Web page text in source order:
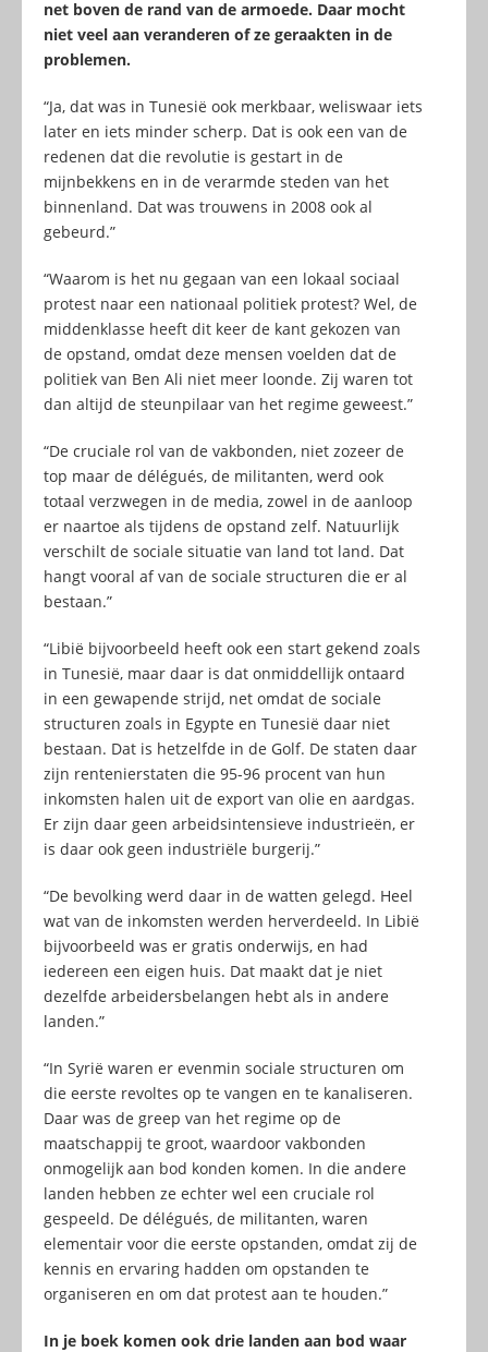
net boven de rand van de armoede. Daar mocht
niet veel aan veranderen of ze geraakten in de
problemen.
“Ja, dat was in Tunesië ook merkbaar, weliswaar iets
later en iets minder scherp. Dat is ook een van de
redenen dat die revolutie is gestart in de
mijnbekkens en in de verarmde steden van het
binnenland. Dat was trouwens in 2008 ook al
gebeurd.”
“Waarom is het nu gegaan van een lokaal sociaal
protest naar een nationaal politiek protest? Wel, de
middenklasse heeft dit keer de kant gekozen van
de opstand, omdat deze mensen voelden dat de
politiek van Ben Ali niet meer loonde. Zij waren tot
dan altijd de steunpilaar van het regime geweest.”
“De cruciale rol van de vakbonden, niet zozeer de
top maar de délégués, de militanten, werd ook
totaal verzwegen in de media, zowel in de aanloop
er naartoe als tijdens de opstand zelf. Natuurlijk
verschilt de sociale situatie van land tot land. Dat
hangt vooral af van de sociale structuren die er al
bestaan.”
“Libië bijvoorbeeld heeft ook een start gekend zoals
in Tunesië, maar daar is dat onmiddellijk ontaard
in een gewapende strijd, net omdat de sociale
structuren zoals in Egypte en Tunesië daar niet
bestaan. Dat is hetzelfde in de Golf. De staten daar
zijn rentenierstaten die 95-96 procent van hun
inkomsten halen uit de export van olie en aardgas.
Er zijn daar geen arbeidsintensieve industrieën, er
is daar ook geen industriële burgerij.”
“De bevolking werd daar in de watten gelegd. Heel
wat van de inkomsten werden herverdeeld. In Libië
bijvoorbeeld was er gratis onderwijs, en had
iedereen een eigen huis. Dat maakt dat je niet
dezelfde arbeidersbelangen hebt als in andere
landen.”
“In Syrië waren er evenmin sociale structuren om
die eerste revoltes op te vangen en te kanaliseren.
Daar was de greep van het regime op de
maatschappij te groot, waardoor vakbonden
onmogelijk aan bod konden komen. In die andere
landen hebben ze echter wel een cruciale rol
gespeeld. De délégués, de militanten, waren
elementair voor die eerste opstanden, omdat zij de
kennis en ervaring hadden om opstanden te
organiseren en om dat protest aan te houden.”
In je boek komen ook drie landen aan bod waar